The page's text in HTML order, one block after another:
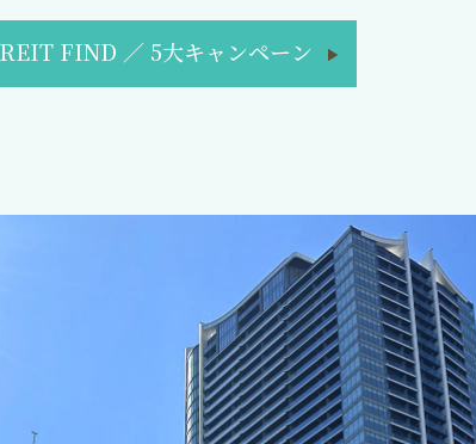
REIT FIND ／ 5大キャンペーン